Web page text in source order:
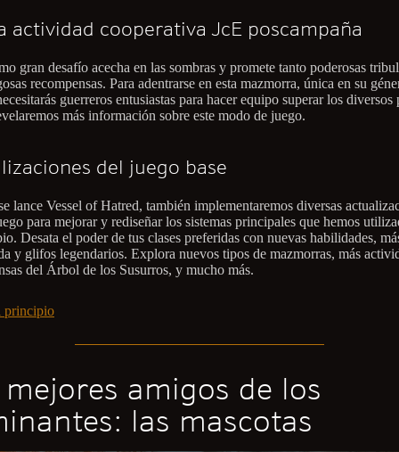
actividad cooperativa JcE poscampaña
gran desafío acecha en las sombras y promete tanto poderosas
recompensas. Para adentrarse en esta mazmorra, única en su
guerreros entusiastas para hacer equipo superar los diversos
más información sobre este modo de juego.
del juego base
lance Vessel of Hatred, también implementaremos diversas
para mejorar y rediseñar los sistemas principales que hemos
Desata el poder de tus clases preferidas con nuevas habilidades,
y glifos legendarios. Explora nuevos tipos de mazmorras, más
del Árbol de los Susurros, y mucho más.
principio
mejores amigos de los
las mascotas